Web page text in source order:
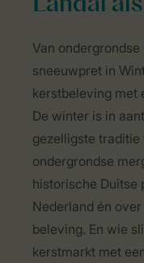
Landal
Christmas
dolls
-
kerstmarkt
Van
sneeuwpret in
kerstbeleving met
De winter is in
gezelligste traditie
ondergrondse
historische Duitse
Nederland én
beleving. En wie
kerstmarkt met